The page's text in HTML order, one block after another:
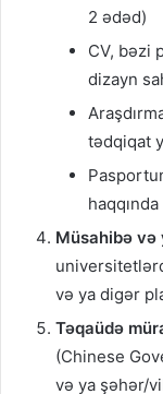
2 ədəd)
CV, bəzi
dizayn
tədqiqat
haqqında
Müsahibə və
və ya digər
Təqaüdə
(Chinese
və ya şəhər/